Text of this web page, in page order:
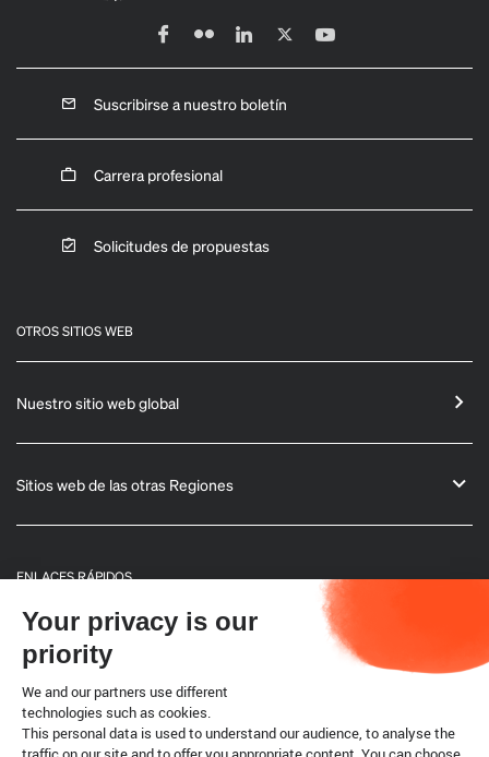
Suscribirse a nuestro boletín
Carrera profesional
Solicitudes de propuestas
OTROS SITIOS WEB
Nuestro sitio web global
Sitios web de las otras Regiones
ENLACES RÁPIDOS
Informaciones generales
Boletín
Código terrestre
Your privacy is our
priority
We and our partners use different
technologies such as cookies.
This personal data is used to understand our audience, to analyse the